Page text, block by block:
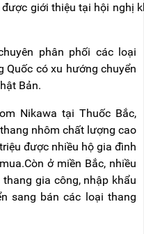
giới thiệu tại hội nghị
phân phối các loại
Quốc có xu hướng chuyển
Bản.
Nikawa tại Thuốc Bắc,
nhôm chất lượng cao
được nhiều hộ gia đình
ở miền Bắc, nhiều
gia công, nhập khẩu
sang bán các loại thang